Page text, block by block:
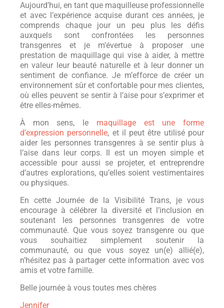
Aujourd’hui, en tant que maquilleuse professionnelle
et avec l’expérience acquise durant ces années, je
comprends chaque jour un peu plus les défis
auxquels sont confrontées les personnes
transgenres et je m’évertue à proposer une
prestation de maquillage qui vise à aider, à mettre
en valeur leur beauté naturelle et à leur donner un
sentiment de confiance. Je m’efforce de créer un
environnement sûr et confortable pour mes clientes,
où elles peuvent se sentir à l’aise pour s’exprimer et
être elles-mêmes.
À mon sens, le maquillage est une forme
d’expression personnelle, et il peut être utilisé pour
aider les personnes transgenres à se sentir plus à
l’aise dans leur corps. Il est un moyen simple et
accessible pour aussi se projeter, et entreprendre
d’autres explorations, qu’elles soient vestimentaires
ou physiques.
En cette Journée de la Visibilité Trans, je vous
encourage à célébrer la diversité et l’inclusion en
soutenant les personnes transgenres de votre
communauté. Que vous soyez transgenre ou que
vous souhaitiez simplement soutenir la
communauté, ou que vous soyez un(e) allié(e),
n’hésitez pas à partager cette information avec vos
amis et votre famille.
Belle journée à vous toutes mes chères
Jennifer